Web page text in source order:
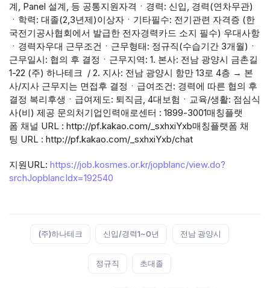
계, Panel 설계, 등 공통지원자격ㆍ경력: 신입, 경력(연차무관)
ㆍ학력: 대졸(2,3년제)이상자ㆍ기타필수: 전기관련 자격증 (한
국전기공사협회에서 발급한 전자경력카드 소지 필수) 우대사항
ㆍ경력자우대 근무조건ㆍ근무형태: 정규직(수습기간 3개월)ㆍ
근무일시: 협의 후 결정ㆍ근무지역: 1. 본사: 전남 광양시 금촌길
1-22 (주) 하나테크 / 2. 지사: 전남 광양시 항만 13로 4층 → 본
사/지사 근무지는 면접후 결정ㆍ급여조건: 경력에 따른 협의 후
결정 복리후생ㆍ급여제도: 퇴직금, 4대보험ㆍ교육/생활: 점심식
사(비) 제공 문의처기업인력애로센터 : 1899-3001매칭플랫
폼 채널 URL : http://pf.kakao.com/_sxhxiYxb매칭플랫폼 채
팅 URL : http://pf.kakao.com/_sxhxiYxb/chat
지원URL: https://job.kosmes.or.kr/jopblanc/view.do?
srchJopblancIdx=192540
(주)하나테크 신입/경력1~0년 전남 광양시
정규직 초대졸